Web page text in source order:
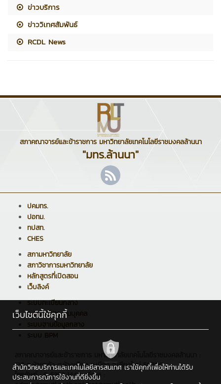
ข่าวบริการ
ข่าววิเทศสัมพันธ์
RCDL News
สภาคณาจารย์และข้าราชการ มหาวิทยาลัยเทคโนโลยีราชมงคลล้านนา
"มทร.ล้านนา"
ปคมทร.
ปอทม.
ทปสท.
CHES
สภามหาวิทยาลัย
สภาวิชาการมหาวิทยาลัย
หลักสูตรที่เปิดสอน
เว็บลิงค์
ระบบทะเบียนกลาง
ระบบบริหารงานบุคคล
ระบบฐานข้อมูลกลาง
ระบบ BPM
สภาคณาจารย์และข้าราชการ มหาวิทยาลัยเทคโนโลยีราชมงคลล้านนา :
128 ถ.ห้วยแก้ว ต.ช้างเผือก อ.เมือง จ.เชียงใหม่ 50300
โทรศัพท์ : 0 5392 1444 , อีเมล :
เว็บไซต์นี้ใช้คุกกี้
สำนักวิทยบริการและเทคโนโลยีสารสนเทศ เราใช้คุกกี้เพื่อให้ท่านได้รับ
ประสบการณ์การใช้งานที่ดียิ่งขึ้น